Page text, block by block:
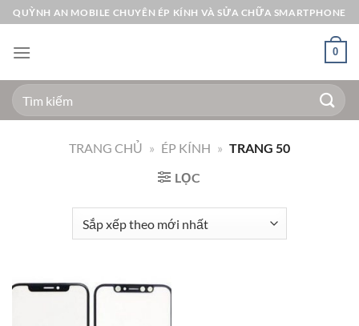
Bỏ
qua
nội
QUỲNH AN MOBILE CHUYÊN ÉP KÍNH VÀ SỬA CHỮA SMARTPHONE
0
Tìm
kiếm:
TRANG CHỦ » ÉP KÍNH » TRANG 50
LỌC